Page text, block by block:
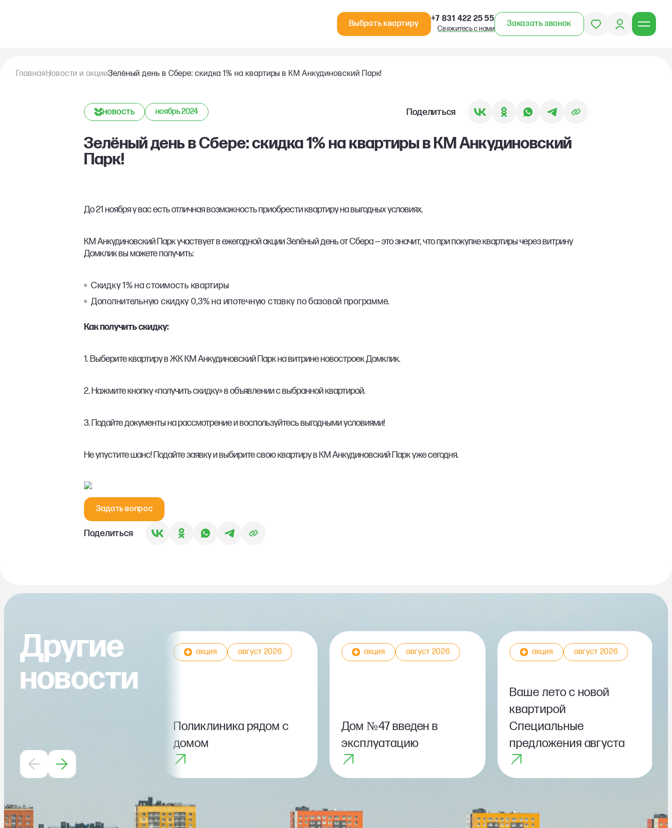
Выбрать квартиру
+7 831 422 25 55
Свяжитесь с нами
Заказать звонок
ГлавнаяНовости и акцииЗелёный день в Сбере: скидка 1% на квартиры в КМ Анкудиновский Парк!
новость ноябрь 2024 Поделиться
Зелёный день в Сбере: скидка 1% на квартиры в КМ Анкудиновский
Парк!
До 21 ноября у вас есть отличная возможность приобрести квартиру на выгодных условиях.
КМ Анкудиновский Парк участвует в ежегодной акции Зелёный день от Сбера — это значит, что при покупке квартиры через витрину
Домклик вы можете получить:
Скидку 1% на стоимость квартиры
Дополнительную скидку 0,3% на ипотечную ставку по базовой программе.
Как получить скидку:
1. Выберите квартиру в ЖК КМ Анкудиновский Парк на витрине новостроек Домклик.
2. Нажмите кнопку «получить скидку» в объявлении с выбранной квартирой.
3. Подайте документы на рассмотрение и воспользуйтесь выгодными условиями!
Не упустите шанс! Подайте заявку и выбирите свою квартиру в КМ Анкудиновский Парк уже сегодня.
Задать вопрос
Поделиться
Другие
новости
акция август 2026
Поликлиника рядом с
домом
акция август 2026
Дом №47 введен в
эксплуатацию
акция август 2026
Ваше лето с новой
квартирой
Специальные
предложения августа